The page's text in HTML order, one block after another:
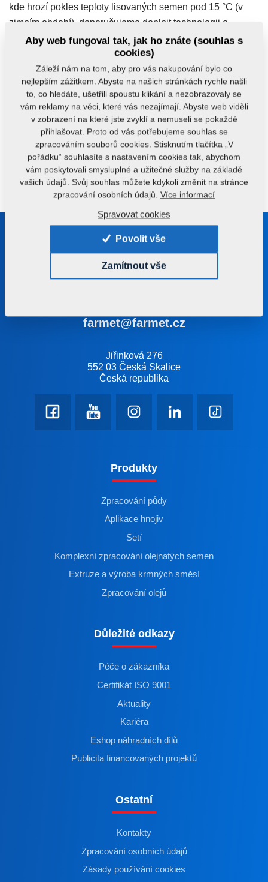
kde hrozí pokles teploty lisovaných semen pod 15 °C (v
zimním období), doporučujeme doplnit technologii o
teplotní stabilizaci semen. Semeno je z mezizásobníku
dopravováno do lisů prvního stupně. Tuto dopravní cestu
semene doporučujeme doplnit o čištění semen. Dále je
možné technologii doplnit o průběžné vážení semen na
vstupu nebo loupání a separaci slupek. Semena jsou
dopravována do lisu prvního stupně, kde jsou mechanicky
stlačována. Vytékající olej obsahuje mechanické příměsi
(prolis) a je nutné ho dále zpracovat separací a filtrací.
Výlisky z lisů jsou odváděny dopravníkem k dalšímu
zpracování pro extrakci.
Buďte s námi v kontaktu
Poradíme vám s výběrem správného stroje nebo
technologie
farmet@farmet.cz
Jiřinková 276
552 03 Česká Skalice
Česká republika
Produkty
Zpracování půdy
Aplikace hnojiv
Setí
Komplexní zpracování olejnatých semen
Extruze a výroba krmných směsí
Zpracování olejů
Důležité odkazy
Péče o zákazníka
Certifikát ISO 9001
Aktuality
Kariéra
Eshop náhradních dílů
Publicita financovaných projektů
Ostatní
Kontakty
Zpracování osobních údajů
Zásady používání cookies
Aby web fungoval tak, jak ho znáte (souhlas s
cookies)
Záleží nám na tom, aby pro vás nakupování bylo co
nejlepším zážitkem. Abyste na našich stránkách rychle našli
to, co hledáte, ušetřili spoustu klikání a nezobrazovaly se
vám reklamy na věci, které vás nezajímají. Abyste web viděli
v zobrazení na které jste zvyklí a nemuseli se pokaždé
přihlašovat. Proto od vás potřebujeme souhlas se
zpracováním souborů cookies. Stisknutím tlačítka „V
pořádku“ souhlasíte s nastavením cookies tak, abychom
vám poskytovali smysluplné a užitečné služby na základě
vašich údajů. Svůj souhlas můžete kdykoli změnit na stránce
zpracování osobních údajů. Více informací
Spravovat cookies
Povolit vše
Zamítnout vše